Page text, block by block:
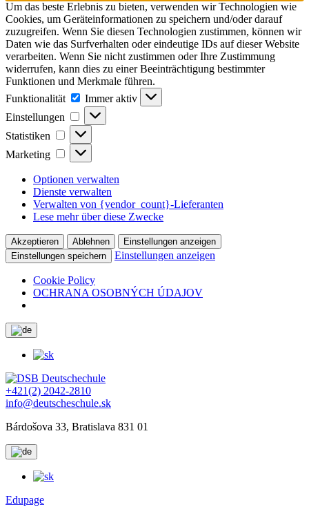
Um das beste Erlebnis zu bieten, verwenden wir Technologien wie
Cookies, um Geräteinformationen zu speichern und/oder darauf
zuzugreifen. Wenn Sie diesen Technologien zustimmen, können wir
Daten wie das Surfverhalten oder eindeutige IDs auf dieser Website
verarbeiten. Wenn Sie nicht zustimmen oder Ihre Zustimmung
widerrufen, kann dies zu einer Beeinträchtigung bestimmter
Funktionen und Merkmale führen.
Funktionalität
Funktionalität
Immer aktiv
Einstellungen
Einstellungen
Statistiken Statistiken
Marketing Marketing
Optionen verwalten
Dienste verwalten
Verwalten von {vendor_count}-Lieferanten
Lese mehr über diese Zwecke
Akzeptieren Ablehnen
Einstellungen anzeigen
Einstellungen speichern
Einstellungen anzeigen
Cookie Policy
OCHRANA OSOBNÝCH ÚDAJOV
+421(2) 2042-2810
info@deutscheschule.sk
Bárdošova 33, Bratislava 831 01
Edupage